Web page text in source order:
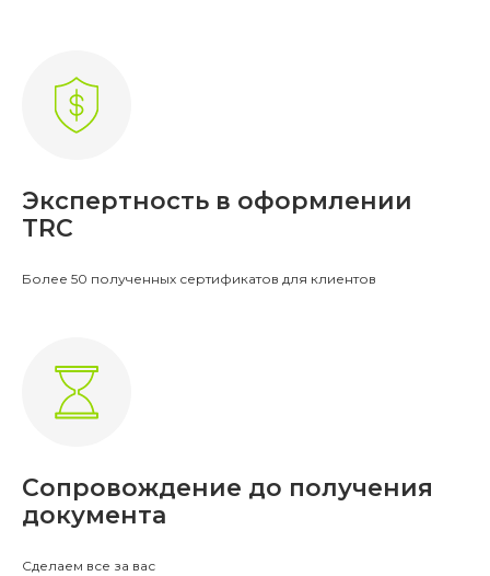
Экспертность в оформлении
TRC
Более 50 полученных сертификатов для клиентов
Сопровождение до получения
документа
Сделаем все за вас